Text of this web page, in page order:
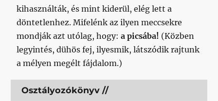
kihasználták, és mint kiderül, elég lett a
döntetlenhez. Mifelénk az ilyen meccsekre
mondják azt utólag, hogy:a picsába! (Közben
legyintés, dühös fej, ilyesmik, látszódik rajtunk
a mélyen megélt fájdalom.)
Osztályozókönyv //